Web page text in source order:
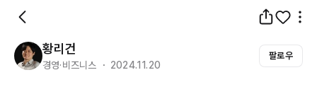
황리건
경영·비즈니스 ・ 2024.11.20
팔로우